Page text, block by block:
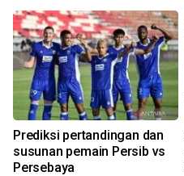
Prediksi pertandingan dan
susunan pemain Persib vs
Persebaya